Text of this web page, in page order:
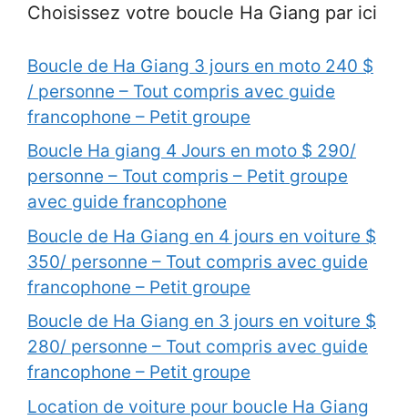
Choisissez votre boucle Ha Giang par ici
Boucle de Ha Giang 3 jours en moto 240 $
/ personne – Tout compris avec guide
francophone – Petit groupe
Boucle Ha giang 4 Jours en moto $ 290/
personne – Tout compris – Petit groupe
avec guide francophone
Boucle de Ha Giang en 4 jours en voiture $
350/ personne – Tout compris avec guide
francophone – Petit groupe
Boucle de Ha Giang en 3 jours en voiture $
280/ personne – Tout compris avec guide
francophone – Petit groupe
Location de voiture pour boucle Ha Giang